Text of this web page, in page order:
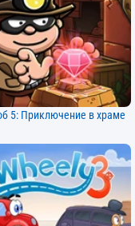
5: Приключение в храме